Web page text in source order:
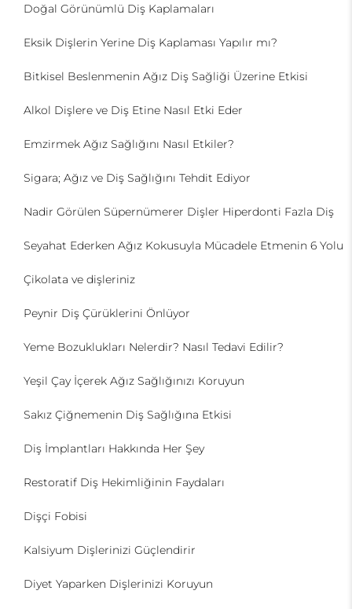
Doğal Görünümlü Diş Kaplamaları
Eksik Dişlerin Yerine Diş Kaplaması Yapılır mı?
Bitkisel Beslenmenin Ağız Diş Sağliği Üzerine Etkisi
Alkol Dişlere ve Diş Etine Nasıl Etki Eder
Emzirmek Ağız Sağlığını Nasıl Etkiler?
Sigara; Ağız ve Diş Sağlığını Tehdit Ediyor
Nadir Görülen Süpernümerer Dişler Hiperdonti Fazla Diş
Seyahat Ederken Ağız Kokusuyla Mücadele Etmenin 6 Yolu
Çikolata ve dişleriniz
Peynir Diş Çürüklerini Önlüyor
Yeme Bozuklukları Nelerdir? Nasıl Tedavi Edilir?
Yeşil Çay İçerek Ağız Sağlığınızı Koruyun
Sakız Çiğnemenin Diş Sağlığına Etkisi
Diş İmplantları Hakkında Her Şey
Restoratif Diş Hekimliğinin Faydaları
Dişçi Fobisi
Kalsiyum Dişlerinizi Güçlendirir
Diyet Yaparken Dişlerinizi Koruyun